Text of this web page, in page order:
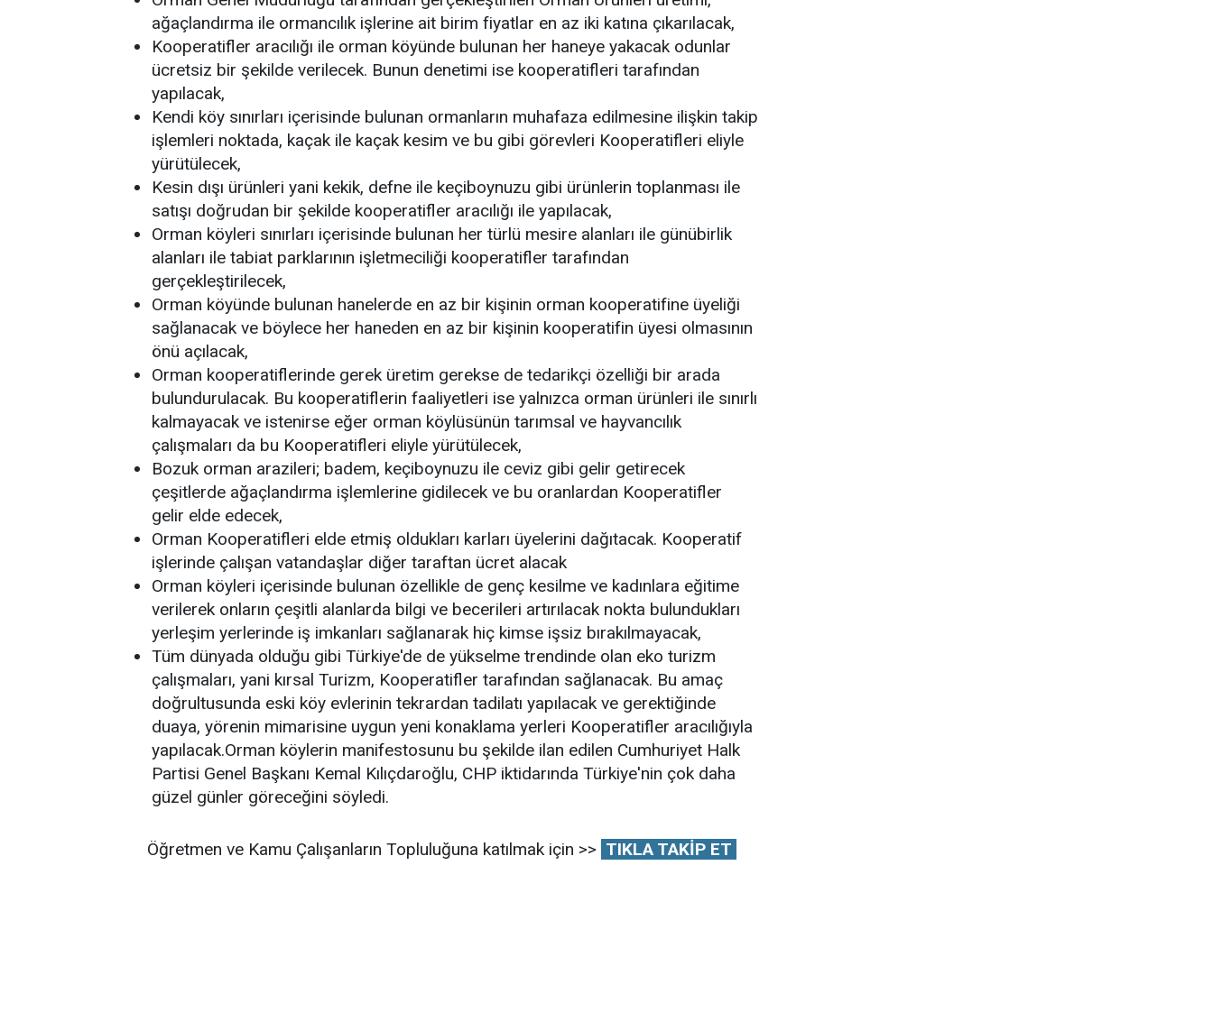
ağaçlandırma ile ormancılık işlerine ait birim fiyatlar en az iki katına çıkarılacak,
Kooperatifler aracılığı ile orman köyünde bulunan her haneye yakacak odunlar
ücretsiz bir şekilde verilecek. Bunun denetimi ise kooperatifleri tarafından
yapılacak,
Kendi köy sınırları içerisinde bulunan ormanların muhafaza edilmesine ilişkin takip
işlemleri noktada, kaçak ile kaçak kesim ve bu gibi görevleri Kooperatifleri eliyle
yürütülecek,
Kesin dışı ürünleri yani kekik, defne ile keçiboynuzu gibi ürünlerin toplanması ile
satışı doğrudan bir şekilde kooperatifler aracılığı ile yapılacak,
Orman köyleri sınırları içerisinde bulunan her türlü mesire alanları ile günübirlik
alanları ile tabiat parklarının işletmeciliği kooperatifler tarafından
gerçekleştirilecek,
Orman köyünde bulunan hanelerde en az bir kişinin orman kooperatifine üyeliği
sağlanacak ve böylece her haneden en az bir kişinin kooperatifin üyesi olmasının
önü açılacak,
Orman kooperatiflerinde gerek üretim gerekse de tedarikçi özelliği bir arada
bulundurulacak. Bu kooperatiflerin faaliyetleri ise yalnızca orman ürünleri ile sınırlı
kalmayacak ve istenirse eğer orman köylüsünün tarımsal ve hayvancılık
çalışmaları da bu Kooperatifleri eliyle yürütülecek,
Bozuk orman arazileri; badem, keçiboynuzu ile ceviz gibi gelir getirecek
çeşitlerde ağaçlandırma işlemlerine gidilecek ve bu oranlardan Kooperatifler
gelir elde edecek,
Orman Kooperatifleri elde etmiş oldukları karları üyelerini dağıtacak. Kooperatif
işlerinde çalışan vatandaşlar diğer taraftan ücret alacak
Orman köyleri içerisinde bulunan özellikle de genç kesilme ve kadınlara eğitime
verilerek onların çeşitli alanlarda bilgi ve becerileri artırılacak nokta bulundukları
yerleşim yerlerinde iş imkanları sağlanarak hiç kimse işsiz bırakılmayacak,
Tüm dünyada olduğu gibi Türkiye'de de yükselme trendinde olan eko turizm
çalışmaları, yani kırsal Turizm, Kooperatifler tarafından sağlanacak. Bu amaç
doğrultusunda eski köy evlerinin tekrardan tadilatı yapılacak ve gerektiğinde
duaya, yörenin mimarisine uygun yeni konaklama yerleri Kooperatifler aracılığıyla
yapılacak.Orman köylerin manifestosunu bu şekilde ilan edilen Cumhuriyet Halk
Partisi Genel Başkanı Kemal Kılıçdaroğlu, CHP iktidarında Türkiye'nin çok daha
güzel günler göreceğini söyledi.
Öğretmen ve Kamu Çalışanların Topluluğuna katılmak için >> TIKLA TAKİP ET